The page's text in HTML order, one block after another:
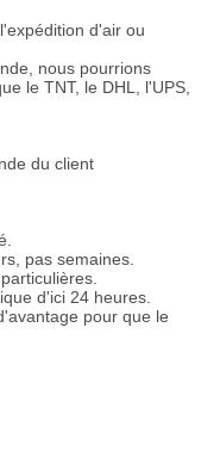
d'air ou
nous pourrions
le TNT, le DHL, l'UPS,
du client
pas semaines.
d'ici 24 heures.
pour que le